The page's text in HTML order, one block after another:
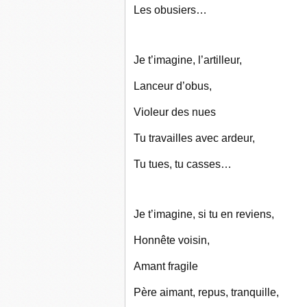
Les obusiers…
Je t’imagine, l’artilleur,
Lanceur d’obus,
Violeur des nues
Tu travailles avec ardeur,
Tu tues, tu casses…
Je t’imagine, si tu en reviens,
Honnête voisin,
Amant fragile
Père aimant, repus, tranquille,